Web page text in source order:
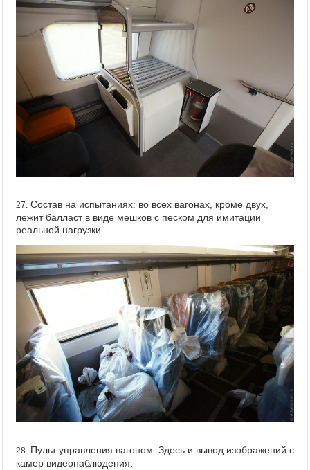
27. Состав на испытаниях: во всех вагонах, кроме двух,
лежит балласт в виде мешков с песком для имитации
реальной нагрузки.
28. Пульт управления вагоном. Здесь и вывод изображений с
камер видеонаблюдения.